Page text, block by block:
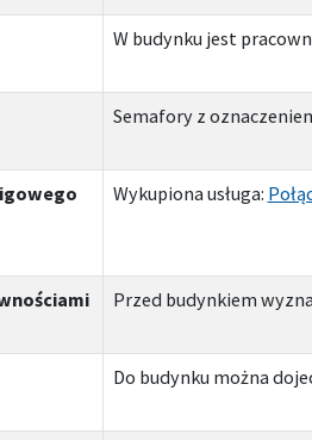
W budynku jest
Semafory z
Wykupiona usługa:
Przed budynkiem
Do budynku można